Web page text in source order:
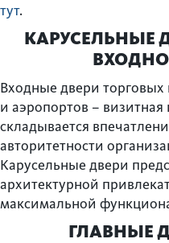
тут.
КАРУСЕЛЬНЫЕ
Входные двери торговых
и аэропортов –
складывается
авторитетности
Карусельные двери
архитектурной
максимальной
ГЛАВНЫЕ